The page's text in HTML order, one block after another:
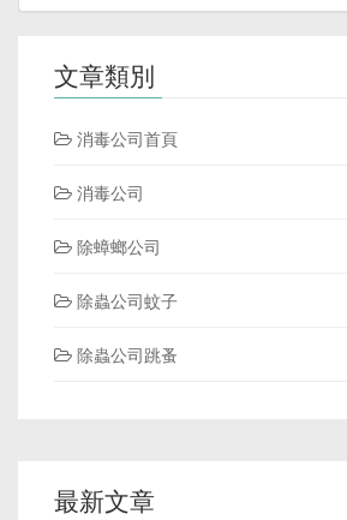
文章類別
消毒公司首頁
消毒公司
除蟑螂公司
除蟲公司蚊子
除蟲公司跳蚤
最新文章